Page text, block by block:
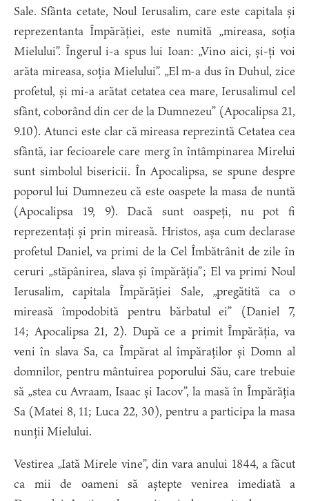
Sale. Sfânta cetate, Noul Ierusalim, care este capitala și
reprezentanta Împărăției, este numită „mireasa, soția
Mielului”. Îngerul i-a spus lui Ioan: „Vino aici, și-ți voi
arăta mireasa, soția Mielului”. „El m-a dus în Duhul, zice
profetul, și mi-a arătat cetatea cea mare, Ierusalimul cel
sfânt, coborând din cer de la Dumnezeu” (Apocalipsa 21,
9.10). Atunci este clar că mireasa reprezintă Cetatea cea
sfântă, iar fecioarele care merg în întâmpinarea Mirelui
sunt simbolul bisericii. În Apocalipsa, se spune despre
poporul lui Dumnezeu că este oaspete la masa de nuntă
(Apocalipsa 19, 9). Dacă sunt oaspeți, nu pot fi
reprezentați și prin mireasă. Hristos, așa cum declarase
profetul Daniel, va primi de la Cel Îmbătrânit de zile în
ceruri „stăpânirea, slava și împărăția”; El va primi Noul
Ierusalim, capitala Împărăției Sale, „pregătită ca o
mireasă împodobită pentru bărbatul ei” (Daniel 7,
14; Apocalipsa 21, 2). După ce a primit Împărăția, va
veni în slava Sa, ca Împărat al împăraților și Domn al
domnilor, pentru mântuirea poporului Său, care trebuie
să „stea cu Avraam, Isaac și Iacov”, la masă în Împărăția
Sa (Matei 8, 11; Luca 22, 30), pentru a participa la masa
nunții Mielului.
Vestirea „Iată Mirele vine”, din vara anului 1844, a făcut
ca mii de oameni să aștepte venirea imediată a